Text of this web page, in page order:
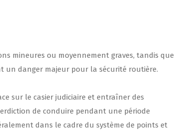
mineures ou moyennement graves, tandis
un danger majeur pour la sécurité routière.
sur le casier judiciaire et entraîner des
de conduire pendant une période
dans le cadre du système de points et